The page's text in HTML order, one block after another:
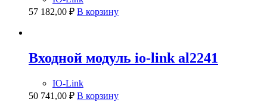
57 182,00 ₽ В корзину
Входной модуль io-link al2241
IO-Link
50 741,00 ₽ В корзину